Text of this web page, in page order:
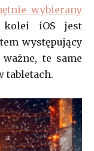
wybierany
iOS jest
występujący
te same
tabletach.